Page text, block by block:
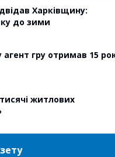
Харківщину:
до зими
гру отримав 15
житлових